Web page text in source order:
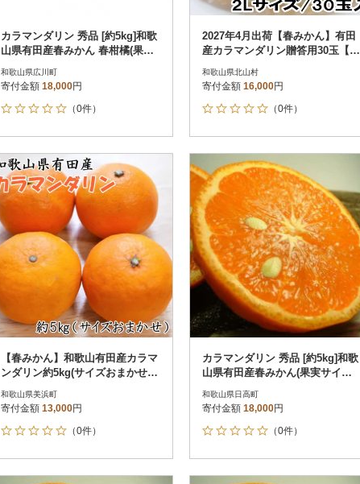
カラマンダリン 秀品 [約5kg]和歌
山県有田産春みかん 春柑橘(果実
和歌山県広川町
寄付金額 18,000円
（0件）
2027年4月出荷【春みかん】有田
産カラマンダリン贈答用30玉【北
和歌山県北山村
寄付金額 16,000円
（0件）
【春みかん】和歌山有田産カラマ
ンダリン約5kg(サイズおまかせ)
和歌山県美浜町
寄付金額 13,000円
（0件）
カラマンダリン 秀品 [約5kg]和歌
山県有田産春みかん(果実サイズ
和歌山県日高町
寄付金額 18,000円
（0件）